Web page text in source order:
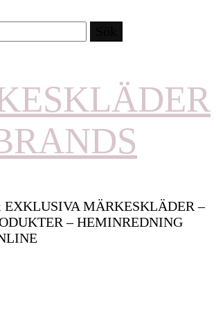
MÄRKESKLÄDER –
– HEMINREDNING